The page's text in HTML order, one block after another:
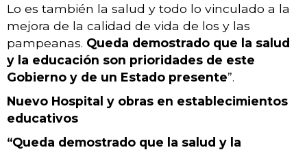
Lo es también la salud y todo lo vinculado a la
mejora de la calidad de vida de los y las
pampeanas. Queda demostrado que la salud
y la educación son prioridades de este
Gobierno y de un Estado presente”.
Nuevo Hospital y obras en establecimientos
educativos
“Queda demostrado que la salud y la